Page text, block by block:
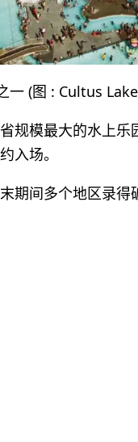
一 (图 : Cultus
模最大的水上乐
入场。
期间多个地区录得